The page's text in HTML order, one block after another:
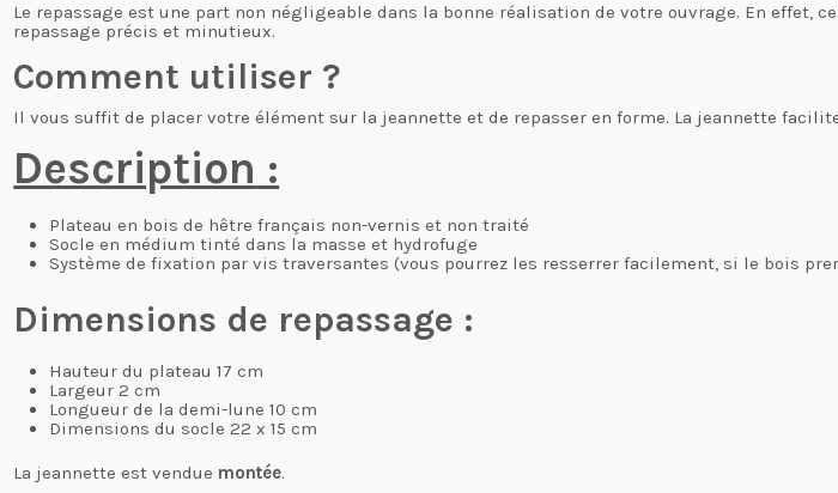
Le repassage est une part non négligeable dans la bonne réalisation de votre ouvrage. En effet,
repassage précis et minutieux.
Comment utiliser ?
Il vous suffit de placer votre élément sur la jeannette et de repasser en forme. La jeannette
Description :
Plateau en bois de hêtre français non-vernis et non traité
Socle en médium tinté dans la masse et hydrofuge
Système de fixation par vis traversantes (vous pourrez les resserrer facilement, si le bois
Dimensions de repassage :
Hauteur du plateau 17 cm
Largeur 2 cm
Longueur de la demi-lune 10 cm
Dimensions du socle 22 x 15 cm
La jeannette est vendue montée.